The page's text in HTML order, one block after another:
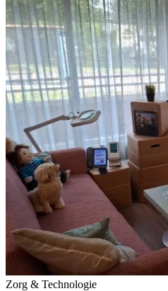
Zorg & Technologie